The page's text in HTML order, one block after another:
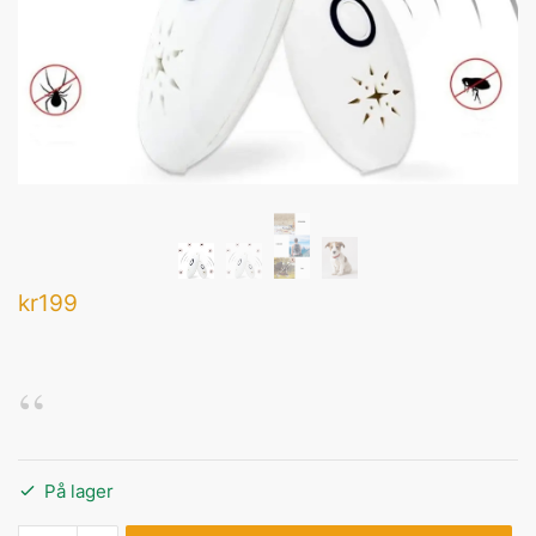
kr199
På lager